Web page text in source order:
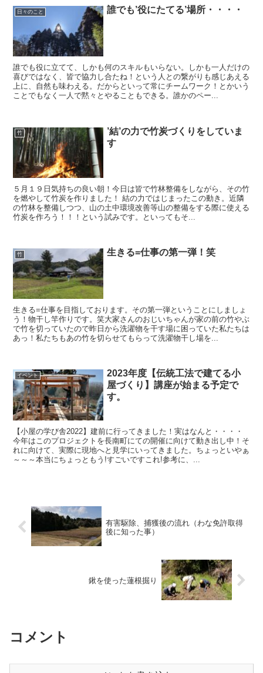
日々のこと 誰でも’役にたてる’場所・・・・
誰でも役に立てて、しかも何のスキルもいらない。しかも一人だけの
喜びではなく、皆で協力し合たね！という人との繋がりも感じあえる
上に、自然も味わえる。だからといって常にチームワーク！とかいう
ことでもなく一人で黙々とやることもできる。誰かのペー...
竹
’結’の力で竹炭づくりをしていま
す
５月１９日気持ちの良い朝！今日は皆で竹林整備をしながら、その竹
を燃やして竹炭を作りました！ 結の力ではじまったこの動き。近隣
の竹林を整備しつつ、山の土中環境改善等山の整備をする際に使える
竹炭を作ろう！！！という試みです。といってもそ...
竹 生きる=仕事の第一弾！笑
生きる=仕事を目指しております。その第一弾ということにしましょ
う！物干し竿作りです。笑大家さんのおじいちゃんが家の前の竹やぶ
で竹を切っていたので昨日から洗濯物を干す場に困っていた私たちは
あっ！私たちもあの竹を切らせてもらって洗濯物干し場を...
イベント
2023年度【伝統工法で建てる小
屋づくり】講座が始まる予定で
す。
【小屋の学び舎2022】建前に行ってきました！実はなんと・・・・
今年はこのプロジェクトを長南町にての開催に向けて動き出し中！そ
れに向けて、実際に現地へと見学にいってきました。ちょっといやぁ
～～～本当にちょっともう!すごいですこれ!参考に、...
有害駆除、捕獲後の流れ（わな免許取得
後に知った事）
鍬を使った蓮根掘り
コメント